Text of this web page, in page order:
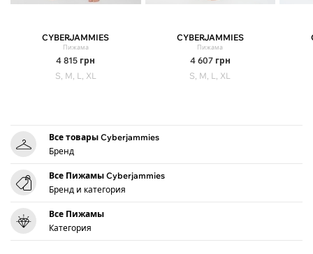
CYBERJAMMIES
Пижама
4 815 грн
S, M, L, XL
CYBERJAMMIES
Пижама
4 607 грн
S, M, L, XL
Все товары Cyberjammies
Бренд
Все Пижамы Cyberjammies
Бренд и категория
Все Пижамы
Категория